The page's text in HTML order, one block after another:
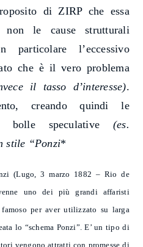
di ZIRP che essa
le cause strutturali
l’eccessivo
che è il vero problema
il tasso d’interesse).
creando quindi le
bolle speculative (es.
stile “Ponzi*
(Lugo, 3 marzo 1882 – Rio de
uno dei più grandi affaristi
per aver utilizzato su larga
lo “schema Ponzi”. E’ un tipo di
vengono attratti con promesse di